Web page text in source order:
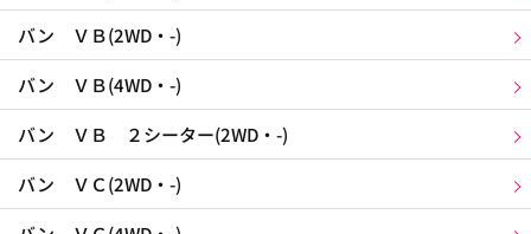
バン ＶＢ(2WD・-)
バン ＶＢ(4WD・-)
バン ＶＢ ２シーター(2WD・-)
バン ＶＣ(2WD・-)